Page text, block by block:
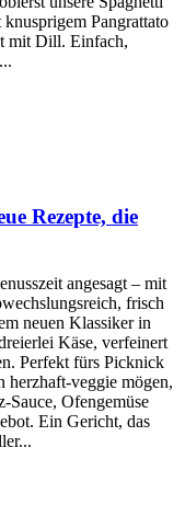
Pangrattato
mit Dill. Einfach,
Rezepte, die
angesagt – mit
frisch
neuen Klassiker in
Käse, verfeinert
Perfekt fürs Picknick
herzhaft-veggie mögen,
Sauce, Ofengemüse
Ein Gericht, das